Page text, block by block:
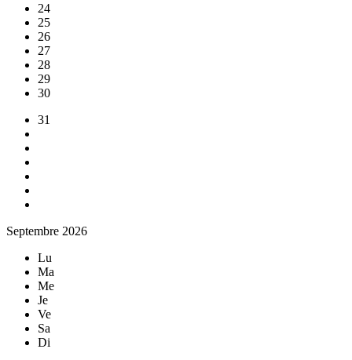
24
25
26
27
28
29
30
31
Septembre 2026
Lu
Ma
Me
Je
Ve
Sa
Di